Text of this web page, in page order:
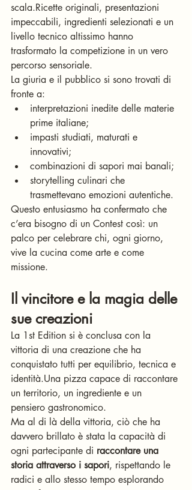
scala.Ricette originali, presentazioni
impeccabili, ingredienti selezionati e un
livello tecnico altissimo hanno
trasformato la competizione in un vero
percorso sensoriale.
La giuria e il pubblico si sono trovati di
fronte a:
interpretazioni inedite delle materie
prime italiane;
impasti studiati, maturati e
innovativi;
combinazioni di sapori mai banali;
storytelling culinari che
trasmettevano emozioni autentiche.
Questo entusiasmo ha confermato che
c’era bisogno di un Contest così: un
palco per celebrare chi, ogni giorno,
vive la cucina come arte e come
missione.
Il vincitore e la magia delle
sue creazioni
La 1st Edition si è conclusa con la
vittoria di una creazione che ha
conquistato tutti per equilibrio, tecnica e
identità.Una pizza capace di raccontare
un territorio, un ingrediente e un
pensiero gastronomico.
Ma al di là della vittoria, ciò che ha
davvero brillato è stata la capacità di
ogni partecipante di raccontare una
storia attraverso i sapori, rispettando le
radici e allo stesso tempo esplorando